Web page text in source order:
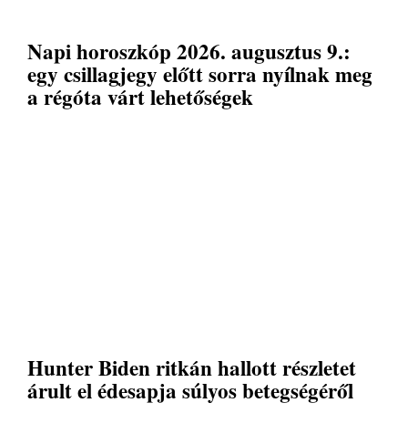
Napi horoszkóp 2026. augusztus 9.:
egy csillagjegy előtt sorra nyílnak meg
a régóta várt lehetőségek
Hunter Biden ritkán hallott részletet
árult el édesapja súlyos betegségéről